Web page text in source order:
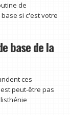
de
si c'est votre
base de la
ces
peut-être pas